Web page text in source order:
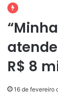
R$ 8
16 de fevereiro